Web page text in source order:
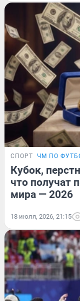
СПОРТ ЧМ ПО
Кубок,
что получат
мира — 2026
18 июля, 2026, 21:15